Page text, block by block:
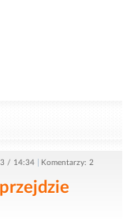
/ 14:34 Komentarzy: 2